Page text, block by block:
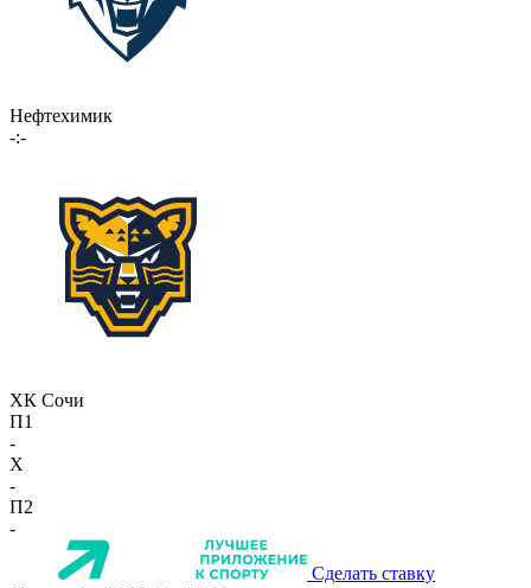
Нефтехимик
-:-
ХК Сочи
П1
-
X
-
П2
-
Сделать ставку